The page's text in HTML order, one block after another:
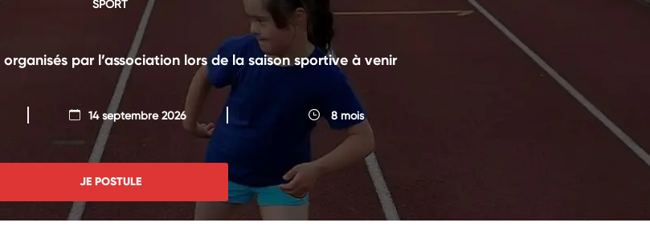
SPORT
par l’association lors de la saison sportive à venir
14 septembre 2026 8 mois
JE POSTULE